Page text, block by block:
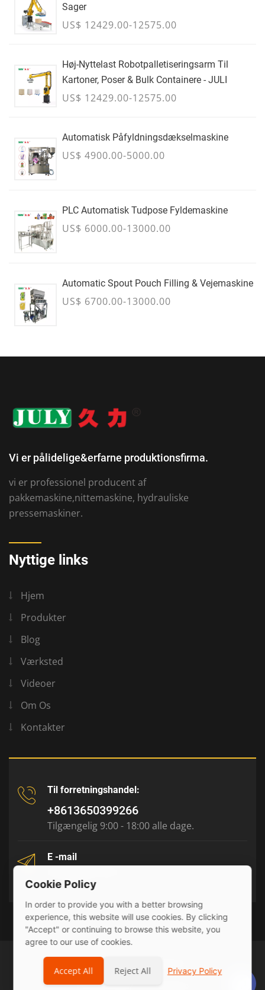
Sager
US$ 12429.00-12575.00
Høj-Nyttelast Robotpalletiseringsarm Til
Kartoner, Poser & Bulk Containere - JULI
US$ 12429.00-12575.00
Automatisk Påfyldningsdækselmaskine
US$ 4900.00-5000.00
PLC Automatisk Tudpose Fyldemaskine
US$ 6000.00-13000.00
Automatic Spout Pouch Filling & Vejemaskine
US$ 6700.00-13000.00
Vi er pålidelige&erfarne produktionsfirma.
vi er professionel producent af
pakkemaskine,nittemaskine, hydrauliske
pressemaskiner.
Nyttige links
Hjem
Produkter
Blog
Værksted
Videoer
Om Os
Kontakter
Til forretningshandel:
+8613650399266
Tilgængelig 9:00 - 18:00 alle dage.
E -mail
© 2026 Julyr Industrial Ltd
Privacy Policy
Cookie Policy
In order to provide you with a better browsing
experience, this website will use cookies. By clicking
"Accept" or continuing to browse this website, you
agree to our use of cookies.
Accept All Reject All Privacy Policy